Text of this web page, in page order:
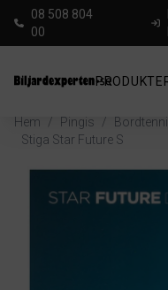
08 508 804
00
Hem / Pingis /
Stiga Star Future S